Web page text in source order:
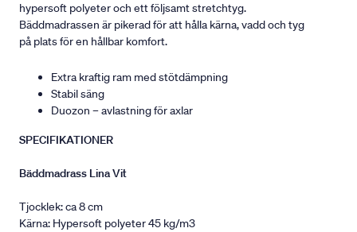
hypersoft polyeter och ett följsamt stretchtyg.
Bäddmadrassen är pikerad för att hålla kärna, vadd och tyg
på plats för en hållbar komfort.
Extra kraftig ram med stötdämpning
Stabil säng
Duozon – avlastning för axlar
SPECIFIKATIONER
Bäddmadrass Lina Vit
Tjocklek: ca 8 cm
Kärna: Hypersoft polyeter 45 kg/m3